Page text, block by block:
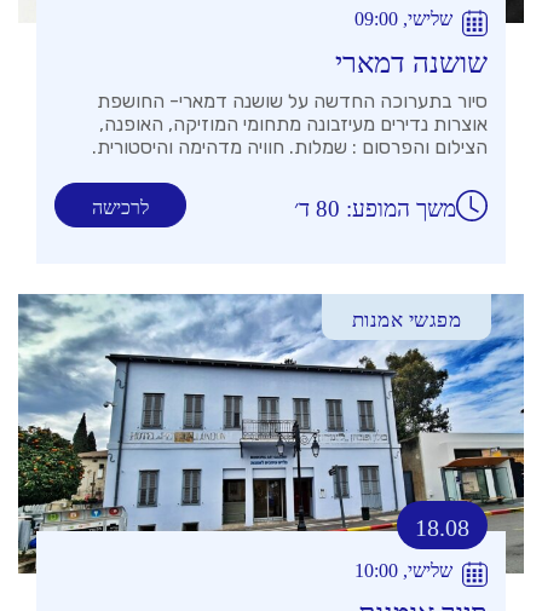
שלישי, 09:00
שושנה דמארי
סיור בתערוכה החדשה על שושנה דמארי- החושפת
אוצרות נדירים מעיזבונה מתחומי המוזיקה, האופנה,
הצילום והפרסום : שמלות. חוויה מדהימה והיסטורית.
לרכישה משך המופע: 80 ד׳
מפגשי אמנות
18.08
שלישי, 10:00